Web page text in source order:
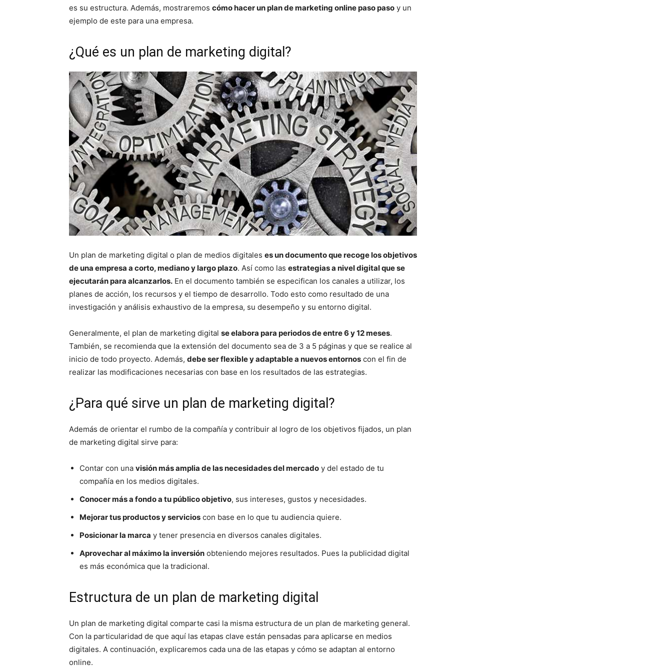
es su estructura. Además, mostraremos cómo hacer un plan de marketing online paso paso y un
ejemplo de este para una empresa.
¿Qué es un plan de marketing digital?
Un plan de marketing digital o plan de medios digitales es un documento que recoge los objetivos
de una empresa a corto, mediano y largo plazo. Así como las estrategias a nivel digital que se
ejecutarán para alcanzarlos. En el documento también se especifican los canales a utilizar, los
planes de acción, los recursos y el tiempo de desarrollo. Todo esto como resultado de una
investigación y análisis exhaustivo de la empresa, su desempeño y su entorno digital.
Generalmente, el plan de marketing digital se elabora para periodos de entre 6 y 12 meses.
También, se recomienda que la extensión del documento sea de 3 a 5 páginas y que se realice al
inicio de todo proyecto. Además, debe ser flexible y adaptable a nuevos entornos con el fin de
realizar las modificaciones necesarias con base en los resultados de las estrategias.
¿Para qué sirve un plan de marketing digital?
Además de orientar el rumbo de la compañía y contribuir al logro de los objetivos fijados, un plan
de marketing digital sirve para:
Contar con una visión más amplia de las necesidades del mercado y del estado de tu
compañía en los medios digitales.
Conocer más a fondo a tu público objetivo, sus intereses, gustos y necesidades.
Mejorar tus productos y servicios con base en lo que tu audiencia quiere.
Posicionar la marca y tener presencia en diversos canales digitales.
Aprovechar al máximo la inversión obteniendo mejores resultados. Pues la publicidad digital
es más económica que la tradicional.
Estructura de un plan de marketing digital
Un plan de marketing digital comparte casi la misma estructura de un plan de marketing general.
Con la particularidad de que aquí las etapas clave están pensadas para aplicarse en medios
digitales. A continuación, explicaremos cada una de las etapas y cómo se adaptan al entorno
online.